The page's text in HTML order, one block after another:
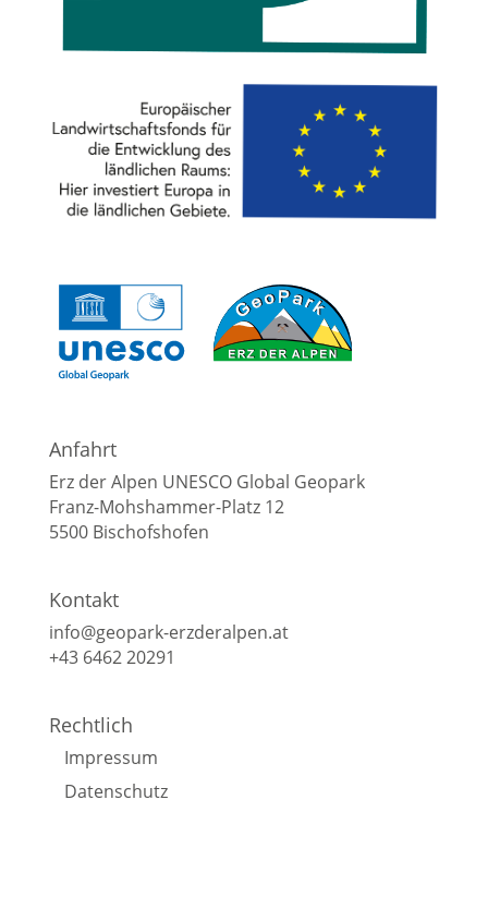
Anfahrt
Erz der Alpen UNESCO Global Geopark
Franz-Mohshammer-Platz 12
5500 Bischofshofen
Kontakt
info@geopark-erzderalpen.at
+43 6462 20291
Rechtlich
Impressum
Datenschutz